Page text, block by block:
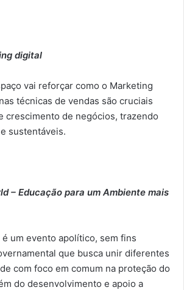
digital
vai reforçar como o Marketing
técnicas de vendas são cruciais
crescimento de negócios, trazendo
sustentáveis.
– Educação para um Ambiente mais
é um evento apolítico, sem fins
que busca unir diferentes
com foco em comum na proteção do
do desenvolvimento e apoio a